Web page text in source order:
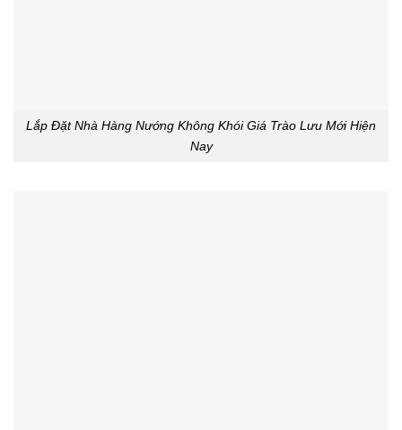
Lắp Đặt Nhà Hàng Nướng Không Khói Giá Trào Lưu Mới Hiện
Nay